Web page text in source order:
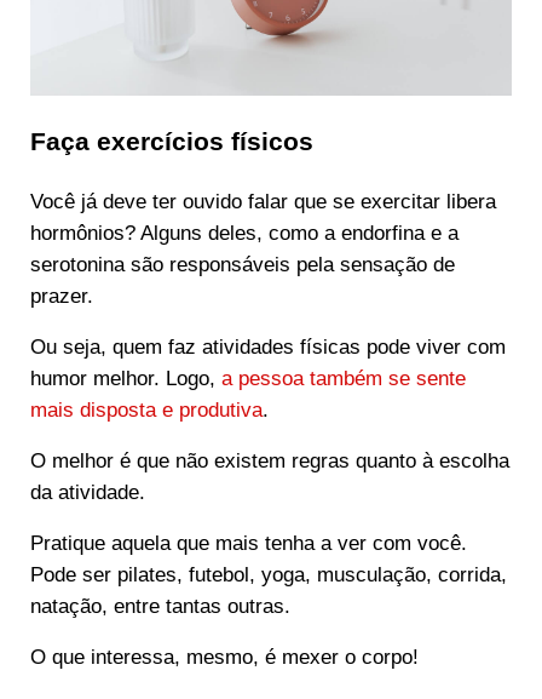
Faça exercícios físicos
Você já deve ter ouvido falar que se exercitar libera
hormônios? Alguns deles, como a endorfina e a
serotonina são responsáveis pela sensação de
prazer.
Ou seja, quem faz atividades físicas pode viver com
humor melhor. Logo, a pessoa também se sente
mais disposta e produtiva.
O melhor é que não existem regras quanto à escolha
da atividade.
Pratique aquela que mais tenha a ver com você.
Pode ser pilates, futebol, yoga, musculação, corrida,
natação, entre tantas outras.
O que interessa, mesmo, é mexer o corpo!